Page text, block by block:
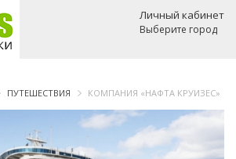
Личный кабинет
Выберите город
ПУТЕШЕСТВИЯ КОМПАНИЯ «НАФТА КРУИЗЕС»